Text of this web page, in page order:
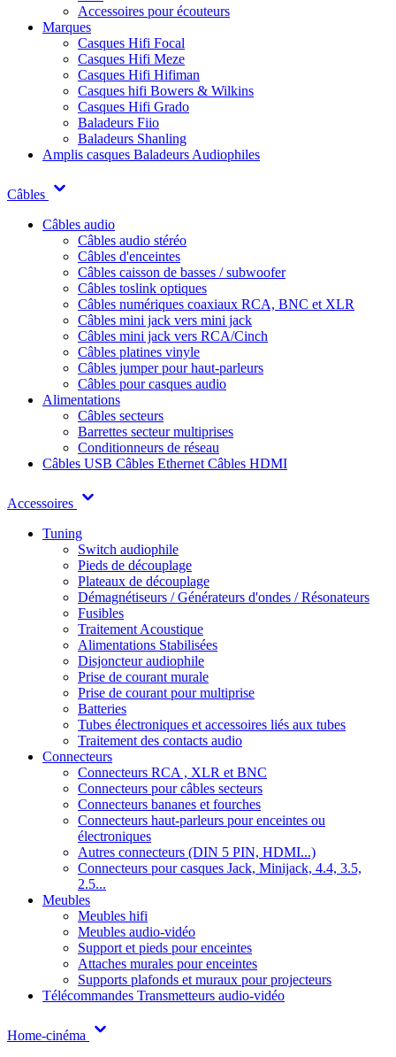
Accessoires pour écouteurs
Marques
Casques Hifi Focal
Casques Hifi Meze
Casques Hifi Hifiman
Casques hifi Bowers & Wilkins
Casques Hifi Grado
Baladeurs Fiio
Baladeurs Shanling
Amplis casques Baladeurs Audiophiles
Câbles
Câbles audio
Câbles audio stéréo
Câbles d'enceintes
Câbles caisson de basses / subwoofer
Câbles toslink optiques
Câbles numériques coaxiaux RCA, BNC et XLR
Câbles mini jack vers mini jack
Câbles mini jack vers RCA/Cinch
Câbles platines vinyle
Câbles jumper pour haut-parleurs
Câbles pour casques audio
Alimentations
Câbles secteurs
Barrettes secteur multiprises
Conditionneurs de réseau
Câbles USB Câbles Ethernet Câbles HDMI
Accessoires
Tuning
Switch audiophile
Pieds de découplage
Plateaux de découplage
Démagnétiseurs / Générateurs d'ondes / Résonateurs
Fusibles
Traitement Acoustique
Alimentations Stabilisées
Disjoncteur audiophile
Prise de courant murale
Prise de courant pour multiprise
Batteries
Tubes électroniques et accessoires liés aux tubes
Traitement des contacts audio
Connecteurs
Connecteurs RCA , XLR et BNC
Connecteurs pour câbles secteurs
Connecteurs bananes et fourches
Connecteurs haut-parleurs pour enceintes ou
électroniques
Autres connecteurs (DIN 5 PIN, HDMI...)
Connecteurs pour casques Jack, Minijack, 4.4, 3.5,
2.5...
Meubles
Meubles hifi
Meubles audio-vidéo
Support et pieds pour enceintes
Attaches murales pour enceintes
Supports plafonds et muraux pour projecteurs
Télécommandes Transmetteurs audio-vidéo
Home-cinéma